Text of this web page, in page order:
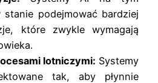
podejmować bardziej
które zwykle wymagają
lotniczymi: Systemy
tak, aby płynnie